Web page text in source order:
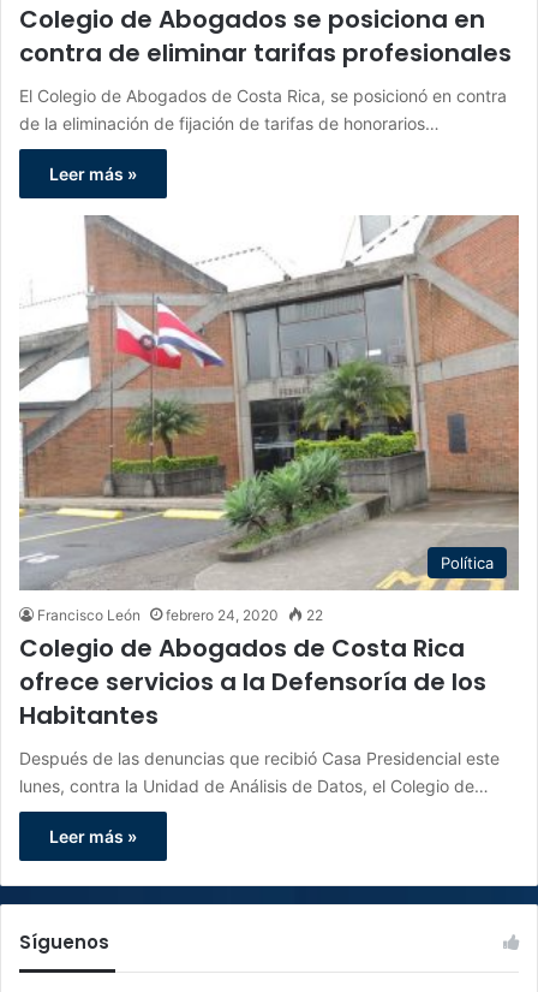
Colegio de Abogados se posiciona en
contra de eliminar tarifas profesionales
El Colegio de Abogados de Costa Rica, se posicionó en contra
de la eliminación de fijación de tarifas de honorarios…
Leer más »
Política
Francisco León febrero 24, 2020 22
Colegio de Abogados de Costa Rica
ofrece servicios a la Defensoría de los
Habitantes
Después de las denuncias que recibió Casa Presidencial este
lunes, contra la Unidad de Análisis de Datos, el Colegio de…
Leer más »
Síguenos